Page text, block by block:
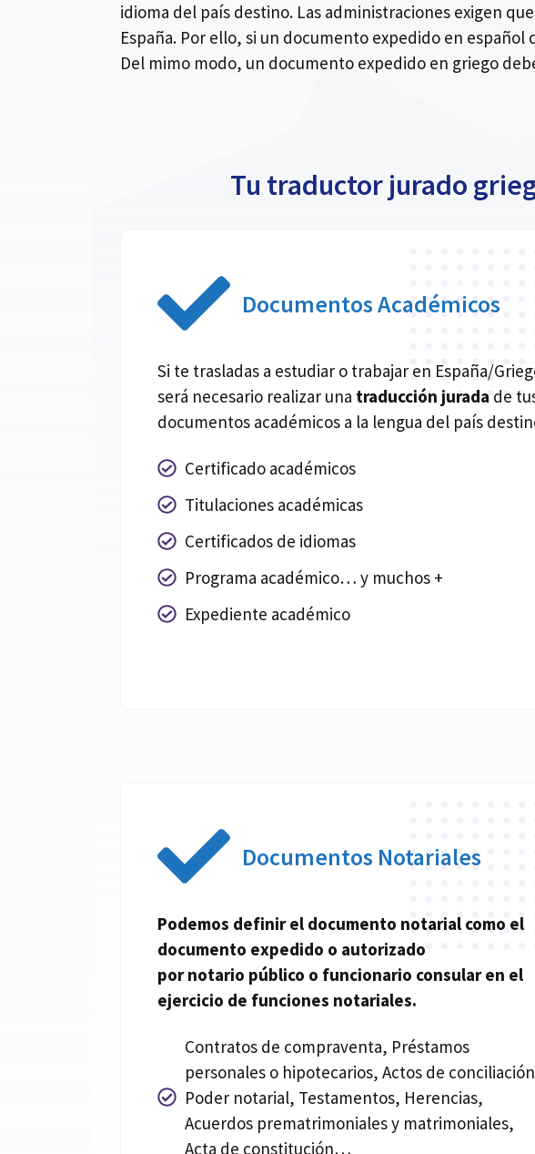
idioma del país destino. Las administraciones exigen
España. Por ello, si un documento expedido en
Del mimo modo, un documento expedido en griego
Tu traductor jurado
Documentos Académicos
Si te trasladas a estudiar o trabajar en España/
será necesario realizar una traducción jurada de
documentos académicos a la lengua del país
Certificado académicos
Titulaciones académicas
Certificados de idiomas
Programa académico… y muchos +
Expediente académico
Documentos Notariales
Podemos definir el documento notarial como el
documento expedido o autorizado
pornotario público o funcionario consular en el
ejercicio de funciones notariales.
Contratos de compraventa, Préstamos
personales o hipotecarios, Actos de
Poder notarial, Testamentos, Herencias,
Acuerdos prematrimoniales y matrimoniales,
Acta de constitución…